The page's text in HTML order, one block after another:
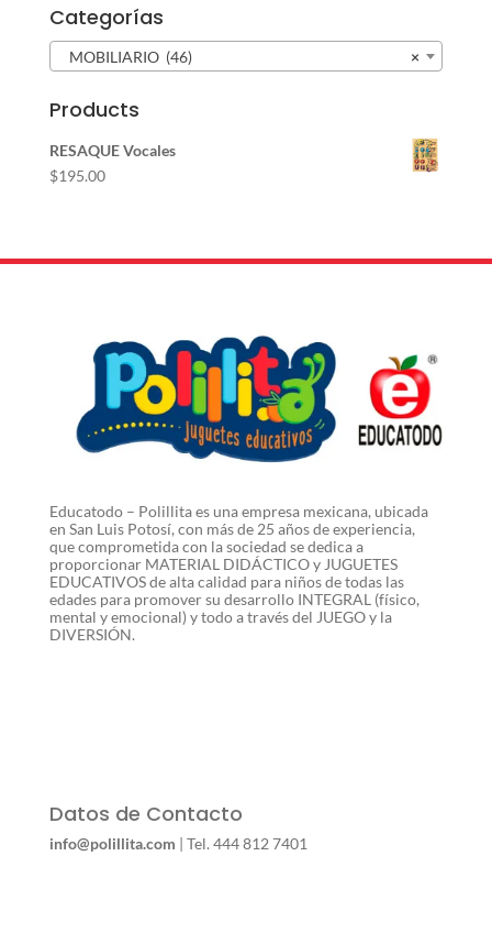
Categorías
×
MOBILIARIO (46)
Products
RESAQUE Vocales
$195.00
Educatodo – Polillita es una empresa mexicana, ubicada
en San Luis Potosí, con más de 25 años de experiencia,
que comprometida con la sociedad se dedica a
proporcionar MATERIAL DIDÁCTICO y JUGUETES
EDUCATIVOS de alta calidad para niños de todas las
edades para promover su desarrollo INTEGRAL (físico,
mental y emocional) y todo a través del JUEGO y la
DIVERSIÓN.
Datos de Contacto
info@polillita.com | Tel. 444 812 7401